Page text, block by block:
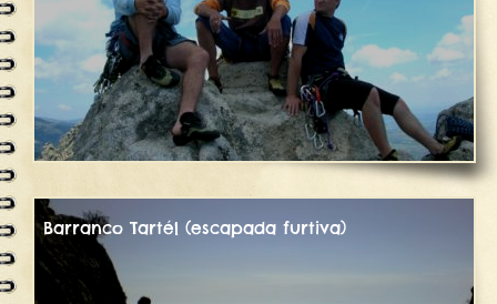
Barranco Tartél (escapada furtiva)